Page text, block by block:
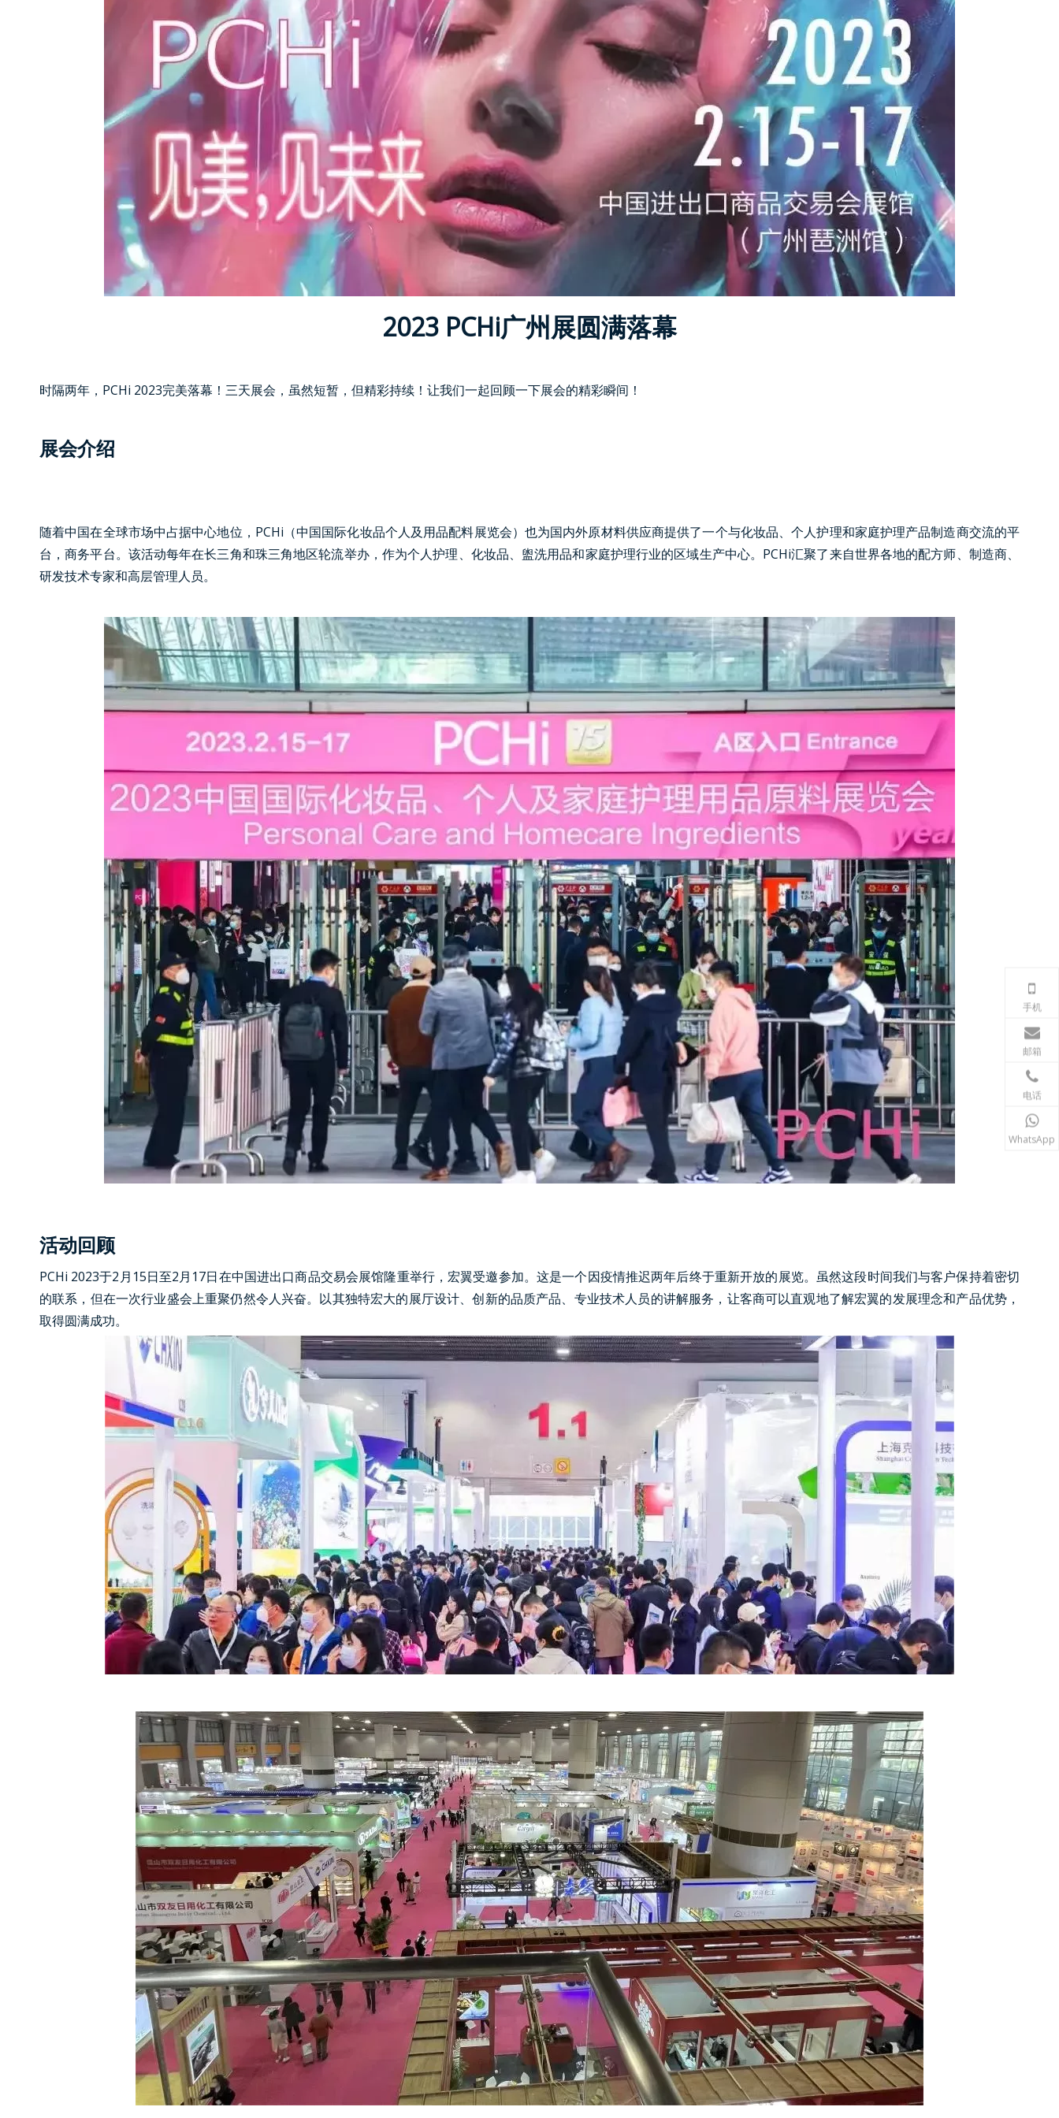
2023 PCHi广州展圆满落幕
时隔两年，PCHi 2023完美落幕！三天展会，虽然短暂，但精彩持续！让我们一起回顾一下展会的精彩瞬间！
展会介绍
随着中国在全球市场中占据中心地位，PCHi（中国国际化妆品个人及用品配料展览会）也为国内外原材料供应商提供了一个与化妆品、个人护理和家庭护理产品制造商交流的平
台，商务平台。 该活动每年在长三角和珠三角地区轮流举办，作为个人护理、化妆品、盥洗用品和家庭护理行业的区域生产中心。PCHi汇聚了来自世界各地的配方师、制造商、
研发技术专家和高层管理人员。
活动回顾
PCHi 2023于2月15日至2月17日在中国进出口商品交易会展馆隆重举行，宏翼受邀参加。这是一个因疫情推迟两年后终于重新开放的展览。虽然这段时间我们与客户保持着密切
的联系，但在一次行业盛会上重聚仍然令人兴奋。以其独特宏大的展厅设计、创新的品质产品、专业技术人员的讲解服务，让客商可以直观地了解宏翼的发展理念和产品优势，
取得圆满成功。
手机
邮箱
电话
WhatsApp